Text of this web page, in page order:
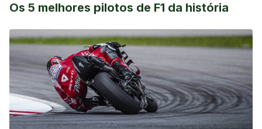
Os 5 melhores pilotos de F1 da história